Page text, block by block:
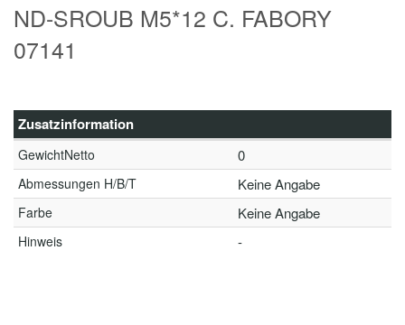
ND-SROUB M5*12 C. FABORY
07141
Zusatzinformation
GewichtNetto 0
Abmessungen H/B/T Keine Angabe
Farbe Keine Angabe
Hinweis -